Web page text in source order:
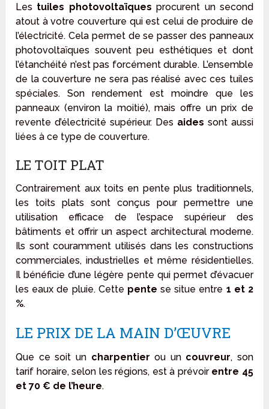
Les tuiles photovoltaïques procurent un second
atout à votre couverture qui est celui de produire de
l’électricité. Cela permet de se passer des panneaux
photovoltaïques souvent peu esthétiques et dont
l’étanchéité n’est pas forcément durable. L’ensemble
de la couverture ne sera pas réalisé avec ces tuiles
spéciales. Son rendement est moindre que les
panneaux (environ la moitié), mais offre un prix de
revente d’électricité supérieur. Des aides sont aussi
liées à ce type de couverture.
LE TOIT PLAT
Contrairement aux toits en pente plus traditionnels,
les toits plats sont conçus pour permettre une
utilisation efficace de l’espace supérieur des
bâtiments et offrir un aspect architectural moderne.
Ils sont couramment utilisés dans les constructions
commerciales, industrielles et même résidentielles.
Il bénéficie d’une légère pente qui permet d’évacuer
les eaux de pluie. Cette pentese situe entre 1 et 2
%.
LE PRIX DE LA MAIN D’ŒUVRE
Que ce soit un charpentierou un couvreur, son
tarif horaire, selon les régions, est à prévoir entre 45
et 70 € de l’heure.